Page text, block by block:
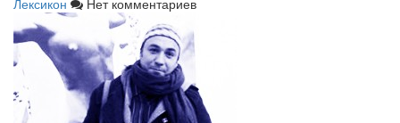
Лексикон
Нет комментариев